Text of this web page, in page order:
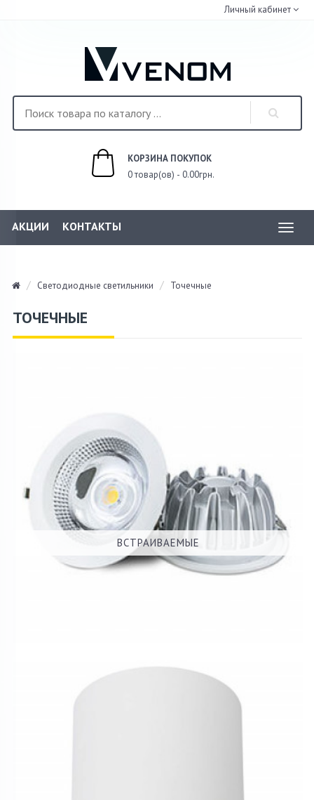
Личный кабинет
КОРЗИНА ПОКУПОК
0 товар(ов) - 0.00грн.
АКЦИИ КОНТАКТЫ
Светодиодные светильники Точечные
ТОЧЕЧНЫЕ
ВСТРАИВАЕМЫЕ